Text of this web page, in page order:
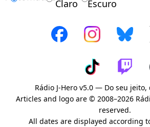
Claro
Escuro
Rádio J-Hero v5.0 — Do seu jeito,
Articles and logo are © 2008–2026
reserved.
All dates are displayed according